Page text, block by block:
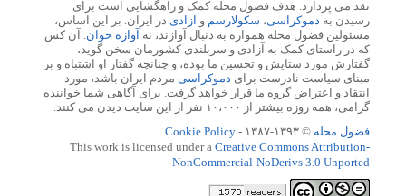
نقد می پردازد. هدف فضول محله کمک و راهگشایی است برای
رسیدن به دموکراسی، سکولارسم و آزادی در ایران. بر این اساس،
مسئولین فضول محله همواره به دنبال آوازند، نه آوازه خوان. آن کس
که در راستای کمک به آزادی و سربلندی کشورمان سخن گوید،
گفتارش مورد ستایش و تحسین ما بوده، و چنانچه گفتار او اشتباه و بر
مبنای سیاست نادرست برای دموکراسی مردم ایران باشد، مورد
انتقاد و اعتراض گروه ما قرار خواهد گرفت. برای آگاهی شما خواننده
گرامی، همه روزه بیشتر از ۱۰،۰۰۰ نفر از این سایت دیدن می کنند.
فضول محله © ۱۳۹۳-۱۳۸۷ -
Cookie Policy
This work is licensed under a Creative Commons Attribution-
NonCommercial-NoDerivs 3.0 Unported